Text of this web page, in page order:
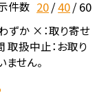
件数 20 40 60
ずか ×：取り寄せ
扱中止：お取り
せん。